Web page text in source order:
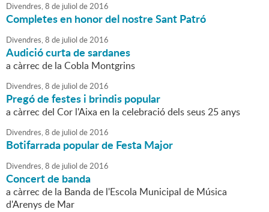
Divendres,8 de juliol de2016
Completes en honor del nostre Sant Patró
Divendres,8 de juliol de2016
Audició curta de sardanes
a càrrec de la Cobla Montgrins
Divendres,8 de juliol de2016
Pregó de festes i brindis popular
a càrrec del Cor l'Aixa en la celebració dels seus 25 anys
Divendres,8 de juliol de2016
Botifarrada popular de Festa Major
Divendres,8 de juliol de2016
Concert de banda
a càrrec de la Banda de l'Escola Municipal de Música
d'Arenys de Mar